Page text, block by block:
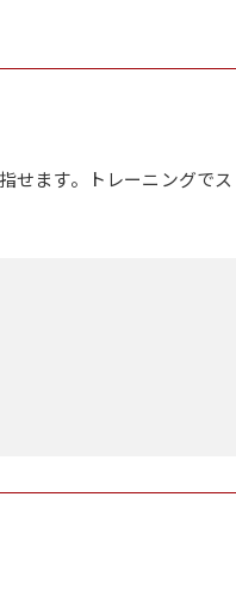
せます。トレーニングで